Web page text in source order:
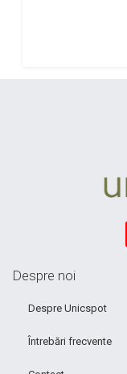
Despre noi
Despre Unicspot
Întrebări frecvente